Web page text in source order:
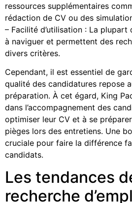
ressources supplémentaires
rédaction de CV ou des
– Facilité d’utilisation : La
à naviguer et permettent des
divers critères.
Cependant, il est essentiel de
qualité des candidatures repose
préparation. À cet égard, King
dans l’accompagnement des
optimiser leur CV et à se
pièges lors des entretiens. Une
cruciale pour faire la différence
candidats.
Les tendances
recherche